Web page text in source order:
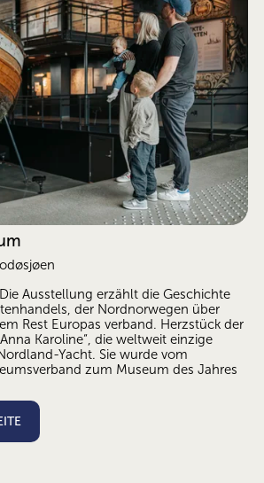
Ausstellung erzählt die Geschichte
der Nordnorwegen über
Rest Europas verband. Herzstück der
Karoline“, die weltweit einzige
Yacht. Sie wurde vom
zum Museum des Jahres